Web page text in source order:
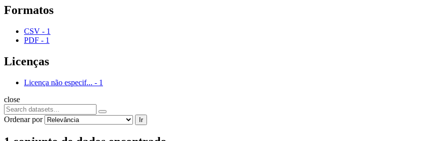
Formatos
CSV - 1
PDF - 1
Licenças
Licença não especif... - 1
close
Ordenar por Ir